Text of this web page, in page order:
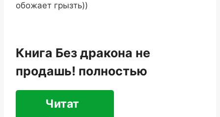
обожает грызть))
Книга Без дракона не
продашь! полностью
Читат